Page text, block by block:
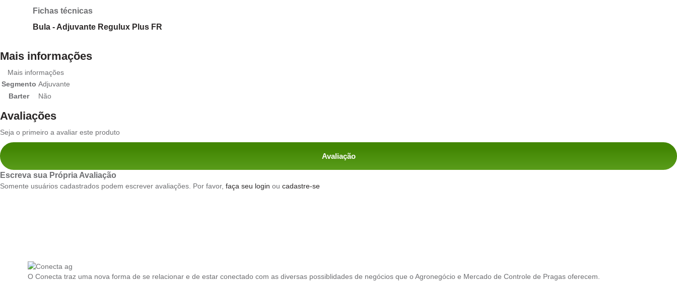
Fichas técnicas
Bula - Adjuvante Regulux Plus FR
Mais informações
Mais informações
Segmento Adjuvante
Barter
Não
Avaliações
Seja o primeiro a avaliar este produto
Avaliação
Escreva sua Própria Avaliação
Somente usuários cadastrados podem escrever avaliações. Por favor, faça seu login ou cadastre-se
O Conecta traz uma nova forma de se relacionar e de estar conectado com as diversas possiblidades de negócios que o Agronegócio e Mercado de Controle de Pragas oferecem.